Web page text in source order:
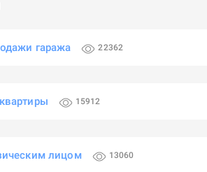
гаража 22362
15912
лицом 13060